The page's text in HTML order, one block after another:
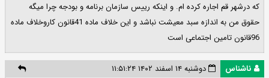
که درشهر قم اجاره کرده ام. و اینکه رییس سازمان برنامه و بودجه چرا میگه
حقوق من به اندازه سبد معیشت نباشد و این خلاف ماده 41قانون کاروخلاف ماده
96قانون تامین اجتماعی است
ناشناس
دوشنبه ۱۴ اسفند ۱۴۰۲ ۱۱:۵۱:۲۴